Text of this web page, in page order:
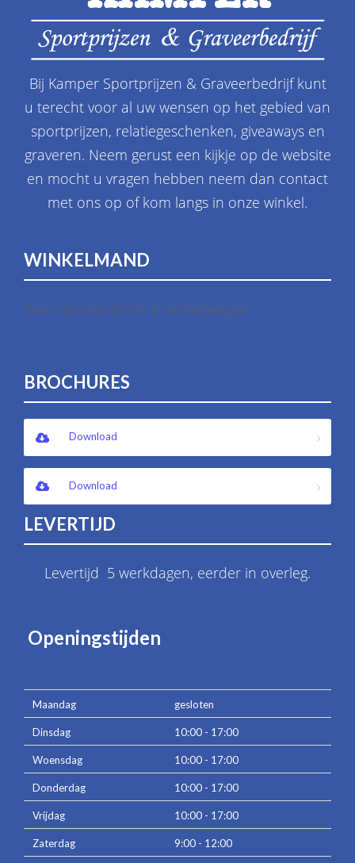
Bij Kamper Sportprijzen & Graveerbedrijf kunt
u terecht voor al uw wensen op het gebied van
sportprijzen, relatiegeschenken, giveaways en
graveren. Neem gerust een kijkje op de website
en mocht u vragen hebben neem dan contact
met ons op of kom langs in onze winkel.
WINKELMAND
Geen producten in je winkelwagen.
BROCHURES
Download
Download
LEVERTIJD
Levertijd 5 werkdagen, eerder in overleg.
Openingstijden
Maandag gesloten
Dinsdag 10:00 - 17:00
Woensdag 10:00 - 17:00
Donderdag 10:00 - 17:00
Vrijdag 10:00 - 17:00
Zaterdag 9:00 - 12:00